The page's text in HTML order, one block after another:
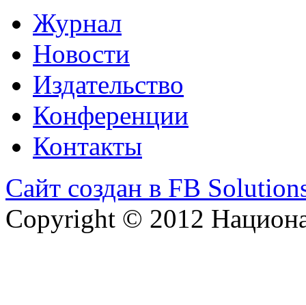
Журнал
Новости
Издательство
Конференции
Контакты
Сайт создан в FB
Copyright © 2012